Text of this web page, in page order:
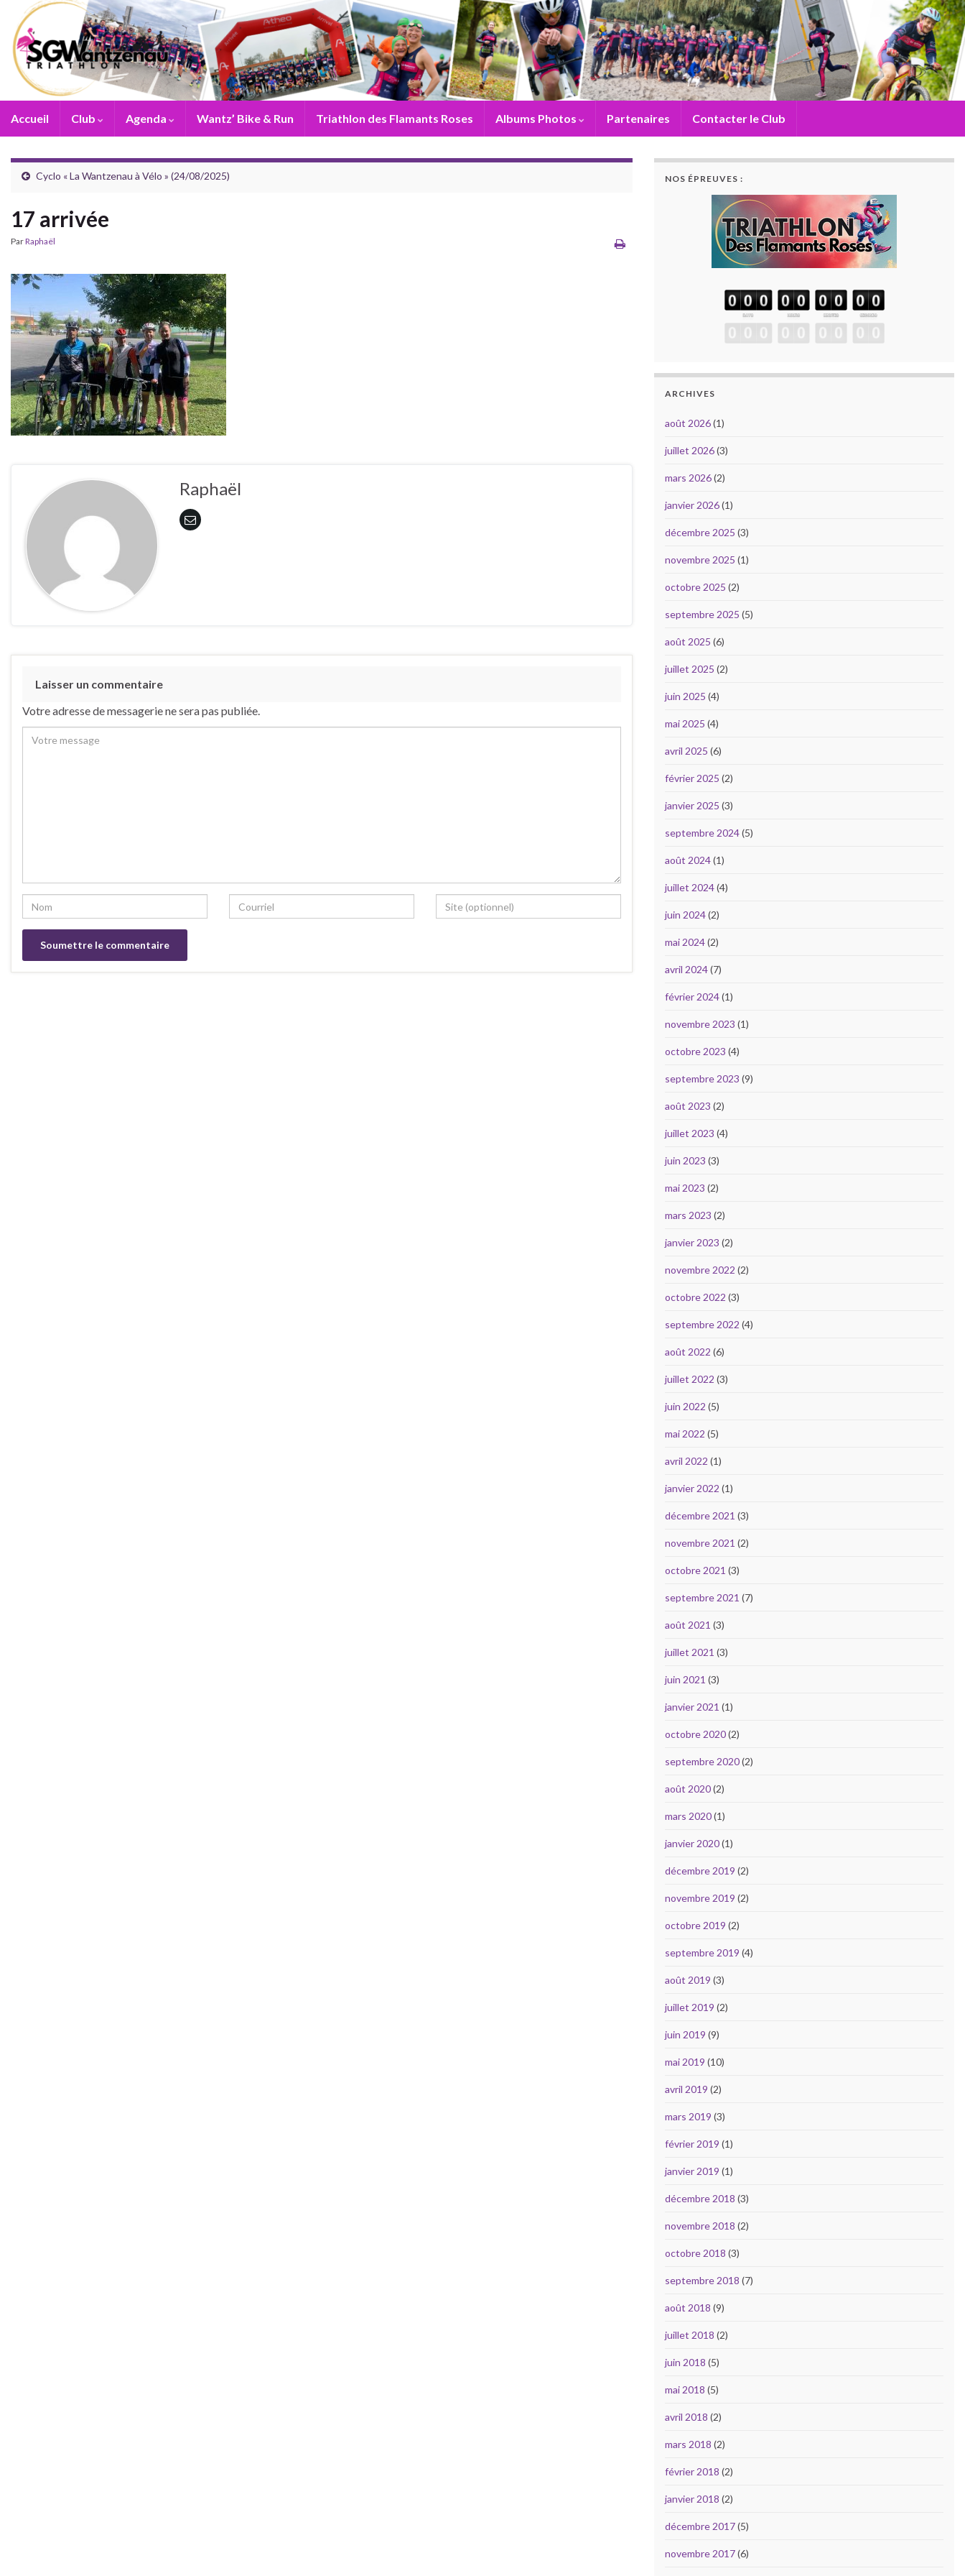
Accueil Club Agenda Wantz’ Bike & Run Triathlon des Flamants Roses Albums Photos Partenaires Contacter le Club
Cyclo « La Wantzenau à Vélo » (24/08/2025)
17 arrivée
ParRaphaël
Raphaël
Laisser un commentaire
Votre adresse de messagerie ne sera pas publiée.
NOS ÉPREUVES :
ARCHIVES
août 2026(1)
juillet 2026(3)
mars 2026(2)
janvier 2026(1)
décembre 2025 (3)
novembre 2025 (1)
octobre 2025 (2)
septembre 2025 (5)
août 2025 (6)
juillet 2025 (2)
juin 2025 (4)
mai 2025 (4)
avril 2025 (6)
février 2025 (2)
janvier 2025 (3)
septembre 2024(5)
août 2024(1)
juillet 2024(4)
juin 2024(2)
mai 2024(2)
avril 2024(7)
février 2024(1)
novembre 2023 (1)
octobre 2023 (4)
septembre 2023 (9)
août 2023 (2)
juillet 2023 (4)
juin 2023 (3)
mai 2023 (2)
mars 2023 (2)
janvier 2023 (2)
novembre 2022 (2)
octobre 2022 (3)
septembre 2022 (4)
août 2022 (6)
juillet 2022 (3)
juin 2022 (5)
mai 2022 (5)
avril 2022 (1)
janvier 2022 (1)
décembre 2021 (3)
novembre 2021 (2)
octobre 2021 (3)
septembre 2021 (7)
août 2021 (3)
juillet 2021 (3)
juin 2021 (3)
janvier 2021 (1)
octobre 2020(2)
septembre 2020(2)
août 2020(2)
mars 2020(1)
janvier 2020(1)
décembre 2019 (2)
novembre 2019 (2)
octobre 2019 (2)
septembre 2019 (4)
août 2019 (3)
juillet 2019 (2)
juin 2019 (9)
mai 2019 (10)
avril 2019 (2)
mars 2019 (3)
février 2019 (1)
janvier 2019 (1)
décembre 2018 (3)
novembre 2018 (2)
octobre 2018 (3)
septembre 2018 (7)
août 2018 (9)
juillet 2018 (2)
juin 2018 (5)
mai 2018 (5)
avril 2018 (2)
mars 2018 (2)
février 2018 (2)
janvier 2018 (2)
décembre 2017(5)
novembre 2017(6)